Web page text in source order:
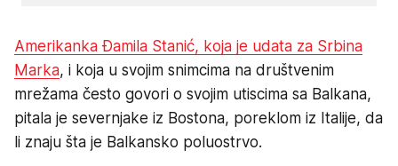
Amerikanka Đamila Stanić, koja je udata za Srbina
Marka, i koja u svojim snimcima na društvenim
mrežama često govori o svojim utiscima sa Balkana,
pitala je severnjake iz Bostona, poreklom iz Italije, da
li znaju šta je Balkansko poluostrvo.